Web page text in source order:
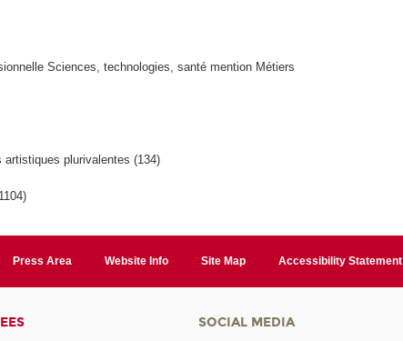
Sciences, technologies, santé mention Métiers
plurivalentes (134)
Press Area Website Info Site Map Accessibility Statement
SOCIAL MEDIA